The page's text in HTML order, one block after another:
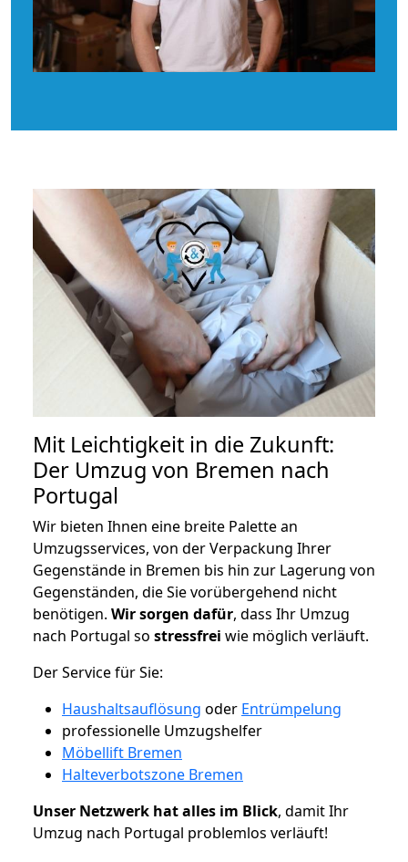
Mit Leichtigkeit in die Zukunft:
Der Umzug von Bremen nach
Portugal
Wir bieten Ihnen eine breite Palette an
Umzugsservices, von der Verpackung Ihrer
Gegenstände in Bremen bis hin zur Lagerung von
Gegenständen, die Sie vorübergehend nicht
benötigen. Wir sorgen dafür, dass Ihr Umzug
nach Portugal so stressfrei wie möglich verläuft.
Der Service für Sie:
Haushaltsauflösung oder Entrümpelung
professionelle Umzugshelfer
Möbellift Bremen
Halteverbotszone Bremen
Unser Netzwerk hat alles im Blick, damit Ihr
Umzug nach Portugal problemlos verläuft!